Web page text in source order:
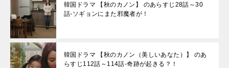
韓国ドラマ 【秋のカノン】 のあらすじ28話～30
話-ソギョンにまた邪魔者が！
韓国ドラマ 【秋のカノン（美しいあなた）】 のあ
らすじ112話～114話-奇跡が起きる？！